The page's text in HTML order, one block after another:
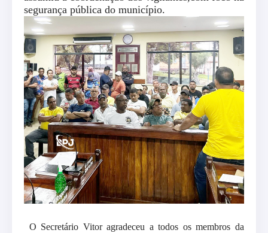
segurança pública do município.
O Secretário Vitor agradeceu a todos os membros da